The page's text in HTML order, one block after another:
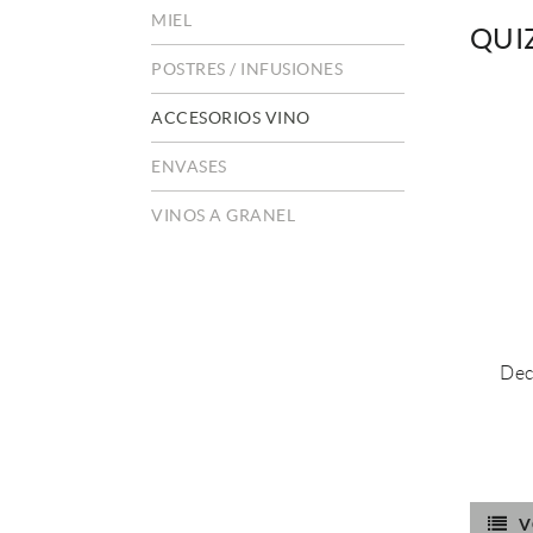
MIEL
POSTRES / INFUSIONES
ACCESORIOS VINO
ENVASES
VINOS A GRANEL